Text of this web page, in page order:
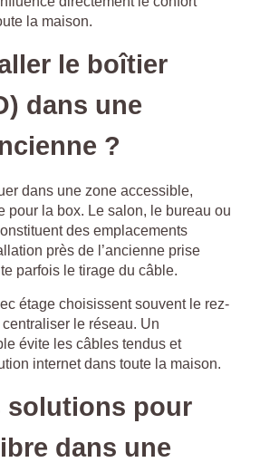
la maison.
le boîtier
dans une
?
dans une zone accessible,
pour la box. Le salon, le bureau ou
des emplacements
près de l’ancienne prise
parfois le tirage du câble.
étage choisissent souvent le rez-
le réseau. Un
évite les câbles tendus et
internet dans toute la maison.
solutions pour
dans une